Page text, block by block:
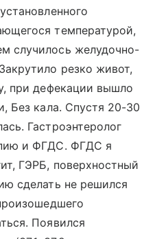
температурой,
случилось желудочно-
резко живот,
при дефекации вышло
Без кала. Спустя 20-30
Гастроэнтеролог
и ФГДС. ФГДС я
ГЭРБ, поверхностный
сделать не решился
Появился